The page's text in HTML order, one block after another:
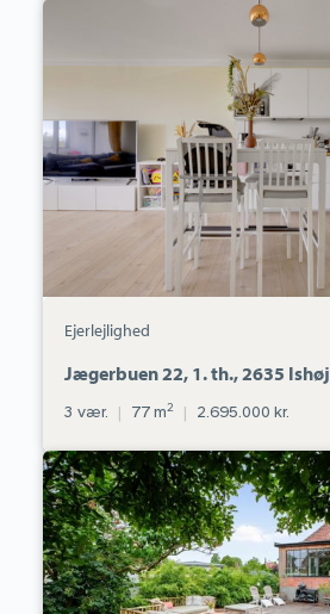
2635
Ishøj
Ejerlejlighed
Jægerbuen 22, 1. th., 2635 Ishøj
3 vær. | 77 m2 | 2.695.000 kr.
Villa:
Poppel
Alle
3A,
2650
Hvidovre